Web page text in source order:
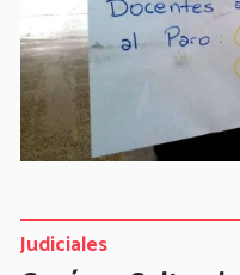
Judiciales